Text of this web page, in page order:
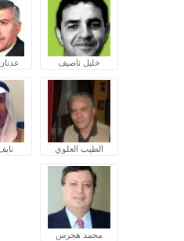
خليل ناصيف
الطيب العلوي
محمد هجرس